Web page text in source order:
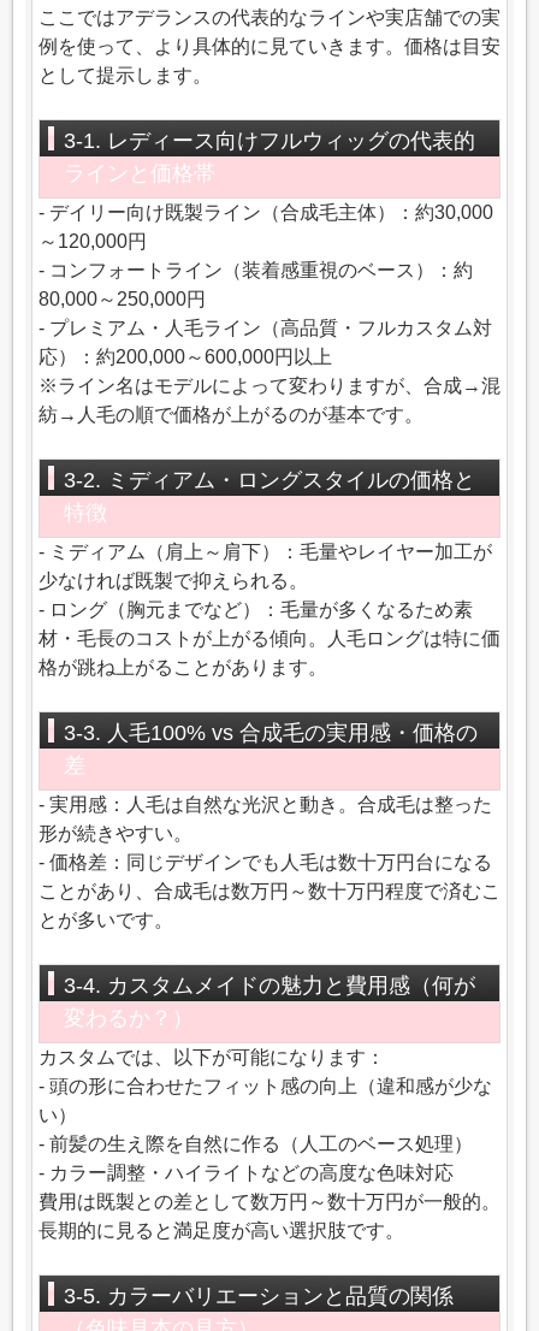
ここではアデランスの代表的なラインや実店舗での実
例を使って、より具体的に見ていきます。価格は目安
として提示します。
3-1. レディース向けフルウィッグの代表的
ラインと価格帯
- デイリー向け既製ライン（合成毛主体）：約30,000
～120,000円
- コンフォートライン（装着感重視のベース）：約
80,000～250,000円
- プレミアム・人毛ライン（高品質・フルカスタム対
応）：約200,000～600,000円以上
※ライン名はモデルによって変わりますが、合成→混
紡→人毛の順で価格が上がるのが基本です。
3-2. ミディアム・ロングスタイルの価格と
特徴
- ミディアム（肩上～肩下）：毛量やレイヤー加工が
少なければ既製で抑えられる。
- ロング（胸元までなど）：毛量が多くなるため素
材・毛長のコストが上がる傾向。人毛ロングは特に価
格が跳ね上がることがあります。
3-3. 人毛100% vs 合成毛の実用感・価格の
差
- 実用感：人毛は自然な光沢と動き。合成毛は整った
形が続きやすい。
- 価格差：同じデザインでも人毛は数十万円台になる
ことがあり、合成毛は数万円～数十万円程度で済むこ
とが多いです。
3-4. カスタムメイドの魅力と費用感（何が
変わるか？）
カスタムでは、以下が可能になります：
- 頭の形に合わせたフィット感の向上（違和感が少な
い）
- 前髪の生え際を自然に作る（人工のベース処理）
- カラー調整・ハイライトなどの高度な色味対応
費用は既製との差として数万円～数十万円が一般的。
長期的に見ると満足度が高い選択肢です。
3-5. カラーバリエーションと品質の関係